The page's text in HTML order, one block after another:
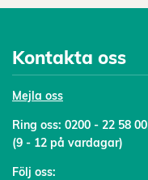
Kontakta oss
Mejla oss
Ring oss: 0200 - 22 58 00
(9 - 12 på vardagar)
Följ oss: